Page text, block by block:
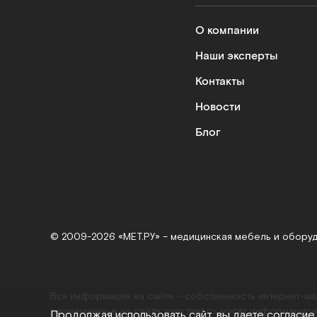
О компании
Наши эксперты
Контакты
Новости
Блог
© 2009-2026 «МЕТ.РУ» – медицинская мебель и
Вся информация на сайте – собственность
размещенные на сайтеwww.met.ru , носят
Продолжая использовать сайт, вы даете согласие